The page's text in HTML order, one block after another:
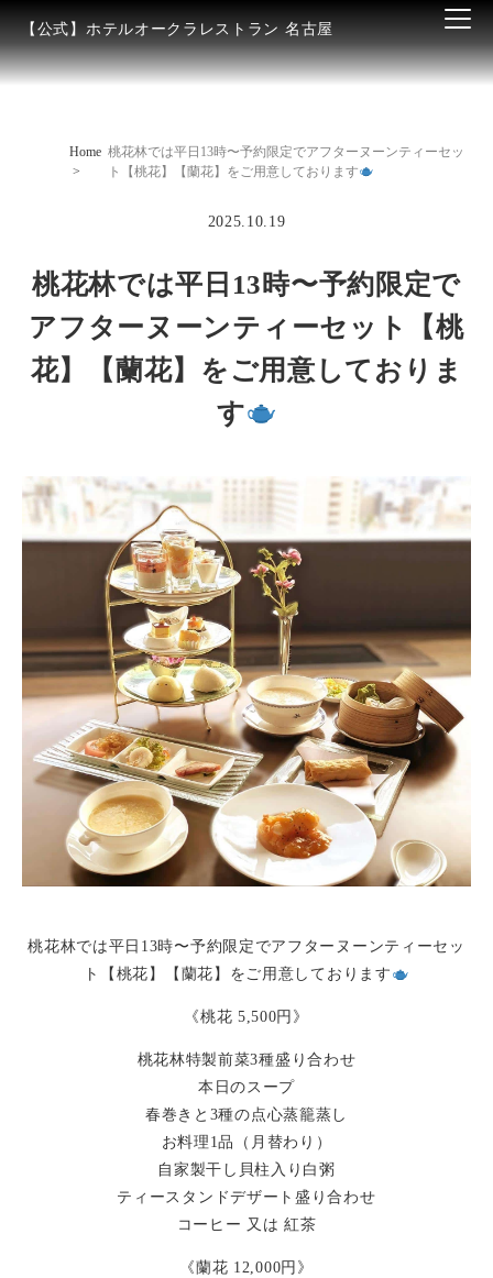
【公式】ホテルオークラレストラン 名古屋
Home 桃花林では平日13時〜予約限定でアフターヌーンティーセッ
ト【桃花】【蘭花】をご用意しております
2025.10.19
桃花林では平日13時〜予約限定で
アフターヌーンティーセット【桃
花】【蘭花】をご用意しておりま
す
桃花林では平日13時〜予約限定でアフターヌーンティーセッ
ト【桃花】【蘭花】をご用意しております
《桃花 5,500円》
桃花林特製前菜3種盛り合わせ
本日のスープ
春巻きと3種の点心蒸籠蒸し
お料理1品（月替わり）
自家製干し貝柱入り白粥
ティースタンドデザート盛り合わせ
コーヒー 又は 紅茶
《蘭花 12,000円》